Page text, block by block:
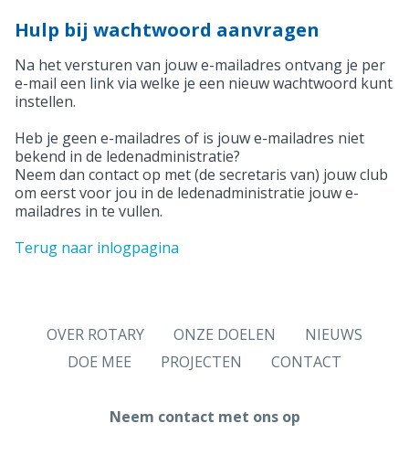
Hulp bij wachtwoord aanvragen
Na het versturen van jouw e-mailadres ontvang je per
e-mail een link via welke je een nieuw wachtwoord kunt
instellen.
Heb je geen e-mailadres of is jouw e-mailadres niet
bekend in de ledenadministratie?
Neem dan contact op met (de secretaris van) jouw club
om eerst voor jou in de ledenadministratie jouw e-
mailadres in te vullen.
Terug naar inlogpagina
OVER ROTARY ONZE DOELEN
NIEUWS
DOE MEE
PROJECTEN CONTACT
Neem contact met ons op